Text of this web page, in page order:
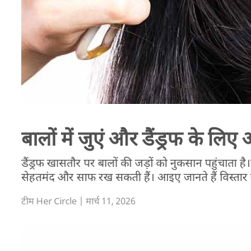
बालों में जुएं और डैंड्रफ के लिए
डैंड्रफ खासतौर पर बालों की जड़ों को नुकसान
सेहतमंद और साफ रख सकती हैं। आइए जानते हैं विस्तार
टीम Her Circle | मार्च 11, 2026